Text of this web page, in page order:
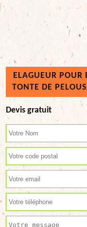
ELAGUEUR POUR
TONTE DE
Devis gratuit